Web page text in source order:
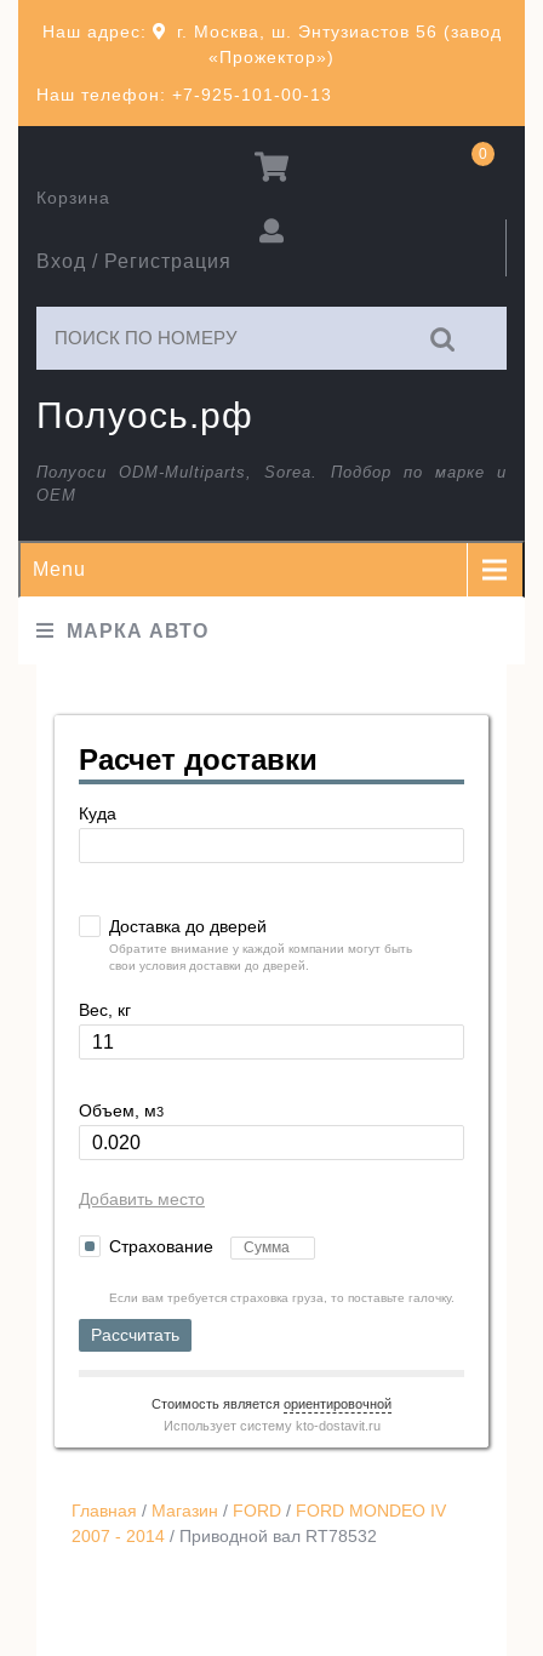
Наш телефон: +7-925-101-00-13
Наш адрес:
г. Москва, ш. Энтузиастов 56 (завод
«Прожектор»)
Полуось.рф
Полуоси ODM-Multiparts, Sorea. Подбор по марке и
ОЕМ
Вход / Регистрация
Корзина
0
Menu
МАРКА АВТО
Главная / Магазин / FORD / FORD MONDEO IV
2007 - 2014 / Приводной вал RT78532
Расчет доставки
Куда
Доставка до дверей
Обратите внимание у каждой компании могут быть
свои условия доставки до дверей.
Вес, кг
Объем, м3
Добавить место
Страхование
Если вам требуется страховка груза, то поставьте галочку.
Рассчитать
Стоимость является ориентировочной
Использует систему kto-dostavit.ru